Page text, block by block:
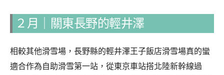
２月 關東長野的輕井澤
相較其他滑雪場，長野縣的輕井澤王子飯店滑雪場真的蠻
適合作為自助滑雪第一站，從東京車站搭北陸新幹線過